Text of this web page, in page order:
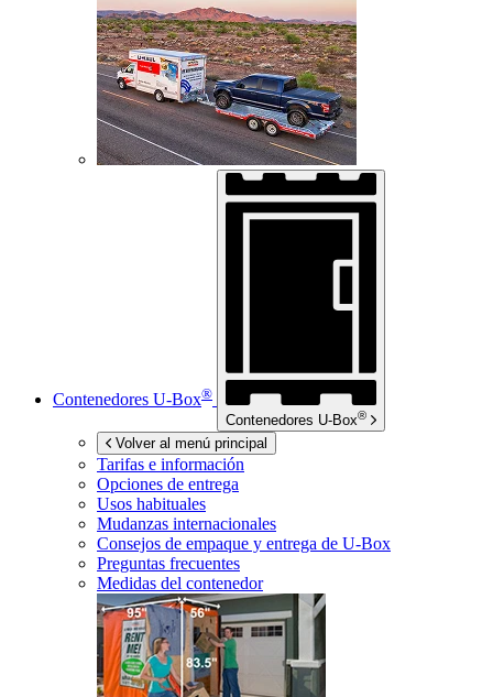
Contenedores U-Box®
Contenedores U-Box®
Volver al menú principal
Tarifas e información
Opciones de entrega
Usos habituales
Mudanzas internacionales
Consejos de empaque y entrega de U-Box
Preguntas frecuentes
Medidas del contenedor